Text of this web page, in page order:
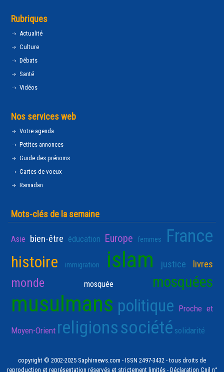
Rubriques
Actualité
Culture
Débats
Santé
Vidéos
Nos services web
Votre agenda
Petites annonces
Guide des prénoms
Cartes de voeux
Ramadan
Mots-clés de la semaine
Asie bien-être éducation Europe femmes France
histoire immigration islam justice livres
monde mosquée mosquées
musulmans politique Proche et
Moyen-Orient religionssociété solidarité
copyright © 2002-2025 Saphirnews.com - ISSN 2497-3432 - tous droits de
reproduction et représentation réservés et strictement limités - Déclaration Cnil n°